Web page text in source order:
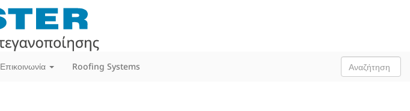
Επικοινωνία Roofing Systems